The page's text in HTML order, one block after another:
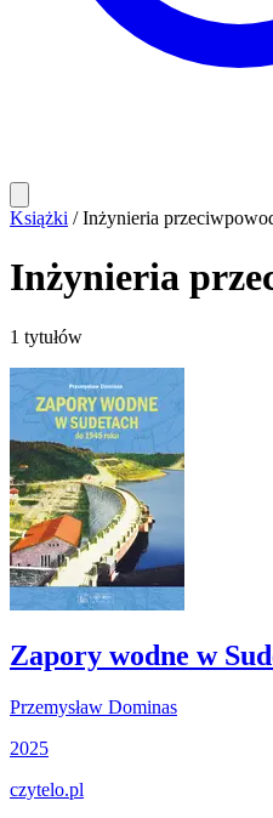
Książki / Inżynieria
Inżynieria
1 tytułów
Zapory wodne w
Przemysław Dominas
2025
czytelo.pl